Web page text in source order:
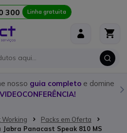
300 Linha gratuita
owalkie talkieideal para cada
nossoguia detalhado!
Working
Packs em Oferta
Jabra Panacast Speak 810 MS